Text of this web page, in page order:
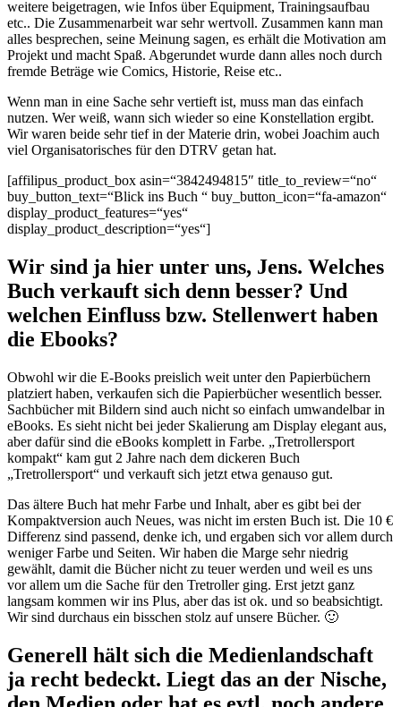
weitere beigetragen, wie Infos über Equipment, Trainingsaufbau
etc.. Die Zusammenarbeit war sehr wertvoll. Zusammen kann man
alles besprechen, seine Meinung sagen, es erhält die Motivation am
Projekt und macht Spaß. Abgerundet wurde dann alles noch durch
fremde Beträge wie Comics, Historie, Reise etc..
Wenn man in eine Sache sehr vertieft ist, muss man das einfach
nutzen. Wer weiß, wann sich wieder so eine Konstellation ergibt.
Wir waren beide sehr tief in der Materie drin, wobei Joachim auch
viel Organisatorisches für den DTRV getan hat.
[affilipus_product_box asin=“3842494815″ title_to_review=“no“
buy_button_text=“Blick ins Buch “ buy_button_icon=“fa-amazon“
display_product_features=“yes“
display_product_description=“yes“]
Wir sind ja hier unter uns, Jens. Welches
Buch verkauft sich denn besser? Und
welchen Einfluss bzw. Stellenwert haben
die Ebooks?
Obwohl wir die E-Books preislich weit unter den Papierbüchern
platziert haben, verkaufen sich die Papierbücher wesentlich besser.
Sachbücher mit Bildern sind auch nicht so einfach umwandelbar in
eBooks. Es sieht nicht bei jeder Skalierung am Display elegant aus,
aber dafür sind die eBooks komplett in Farbe. „Tretrollersport
kompakt“ kam gut 2 Jahre nach dem dickeren Buch
„Tretrollersport“ und verkauft sich jetzt etwa genauso gut.
Das ältere Buch hat mehr Farbe und Inhalt, aber es gibt bei der
Kompaktversion auch Neues, was nicht im ersten Buch ist. Die 10 €
Differenz sind passend, denke ich, und ergaben sich vor allem durch
weniger Farbe und Seiten. Wir haben die Marge sehr niedrig
gewählt, damit die Bücher nicht zu teuer werden und weil es uns
vor allem um die Sache für den Tretroller ging. Erst jetzt ganz
langsam kommen wir ins Plus, aber das ist ok. und so beabsichtigt.
Wir sind durchaus ein bisschen stolz auf unsere Bücher. 🙂
Generell hält sich die Medienlandschaft
ja recht bedeckt. Liegt das an der Nische,